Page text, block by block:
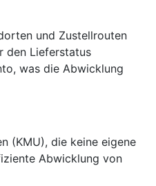
und Zustellrouten
den Lieferstatus
was die Abwicklung
(KMU), die keine eigene
Abwicklung von